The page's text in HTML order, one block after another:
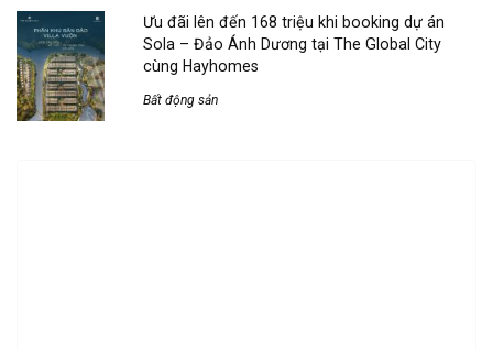
Ưu đãi lên đến 168 triệu khi booking dự án
Sola – Đảo Ánh Dương tại The Global City
cùng Hayhomes
Bất động sản